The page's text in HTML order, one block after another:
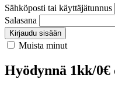
Sähköposti tai käyttäjätunnus
Salasana
Kirjaudu sisään
Muista minut
Hyödynnä 1kk/0€